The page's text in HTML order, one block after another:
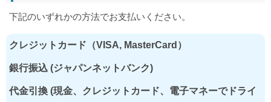
下記のいずれかの方法でお支払いください。
クレジットカード（VISA, MasterCard）
銀行振込 (ジャパンネットバンク)
代金引換 (現金、クレジットカード、電子マネーでドライ